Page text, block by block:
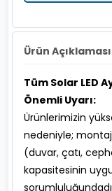
Ürün Açıklaması
Tüm Solar LED
Önemli Uyarı:
Ürünlerimizin
nedeniyle;
(duvar, çatı,
kapasitesinin